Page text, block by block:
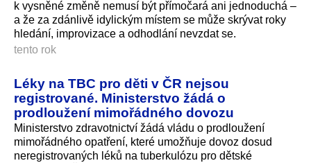
k vysněné změně nemusí být přímočará ani jednoduchá –
a že za zdánlivě idylickým místem se může skrývat roky
hledání, improvizace a odhodlání nevzdat se.
tento rok
Léky na TBC pro děti v ČR nejsou
registrované. Ministerstvo žádá o
prodloužení mimořádného dovozu
Ministerstvo zdravotnictví žádá vládu o prodloužení
mimořádného opatření, které umožňuje dovoz dosud
neregistrovaných léků na tuberkulózu pro dětské